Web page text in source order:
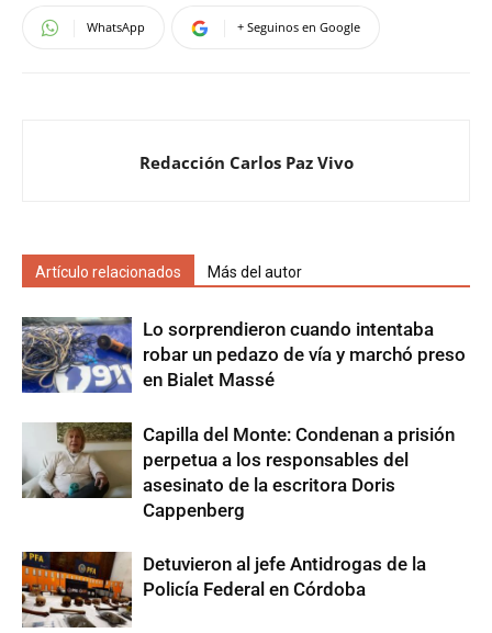
WhatsApp + Seguinos en Google
Redacción Carlos Paz Vivo
Artículo relacionados Más del autor
Lo sorprendieron cuando intentaba
robar un pedazo de vía y marchó preso
en Bialet Massé
Capilla del Monte: Condenan a prisión
perpetua a los responsables del
asesinato de la escritora Doris
Cappenberg
Detuvieron al jefe Antidrogas de la
Policía Federal en Córdoba